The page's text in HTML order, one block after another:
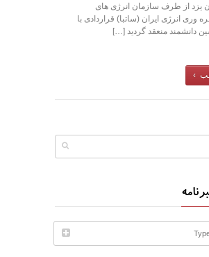
یزد از طرف سازمان انرژی های
وری انرژی ایران (ساتبا) قراردادی با
دانشمند منعقد گردید […]
›